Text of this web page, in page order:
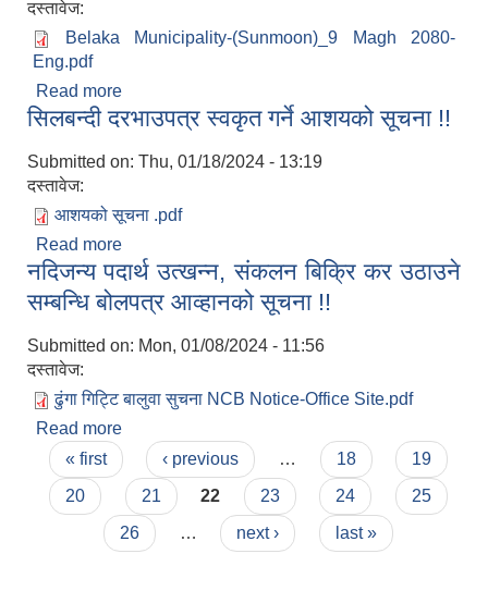
दस्तावेज:
Belaka Municipality-(Sunmoon)_9 Magh 2080-
Eng.pdf
Read more
सिलबन्दी दरभाउपत्र स्वकृत गर्ने आशयको सूचना !!
Submitted on: Thu, 01/18/2024 - 13:19
दस्तावेज:
आशयको सूचना .pdf
Read more
नदिजन्य पदार्थ उत्खन्न, संकलन बिक्रि कर उठाउने
सम्बन्धि बोलपत्र आव्हानको सूचना !!
Submitted on: Mon, 01/08/2024 - 11:56
दस्तावेज:
ढुंगा गिट्टि बालुवा सुचना NCB Notice-Office Site.pdf
Read more
सम्बन्धि बोलपत्र आव्हानको सूचना !!
Pages
« first ‹ previous … 18
19
20
21 22 23 24
25
26
… next › last »